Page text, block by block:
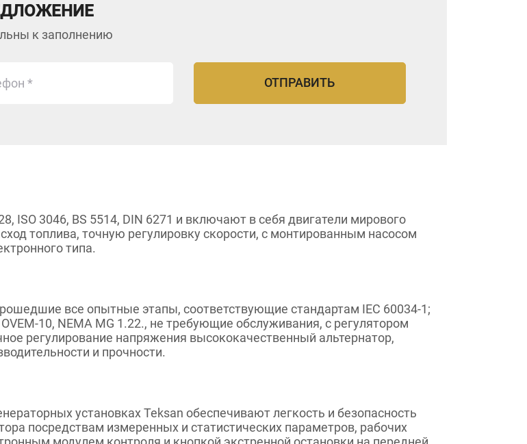
к заполнению
ISO 3046, BS 5514, DIN 6271 и включают в себя двигатели мирового
топлива, точную регулировку скорости, с монтированным насосом
типа.
все опытные этапы, соответствующие стандартам IEC 60034-1;
10, NEMA MG 1.22., не требующие обслуживания, с регулятором
регулирование напряжения высококачественный альтернатор,
и прочности.
установках Teksan обеспечивают легкость и безопасность
посредствам измеренных и статистических параметров, рабочих